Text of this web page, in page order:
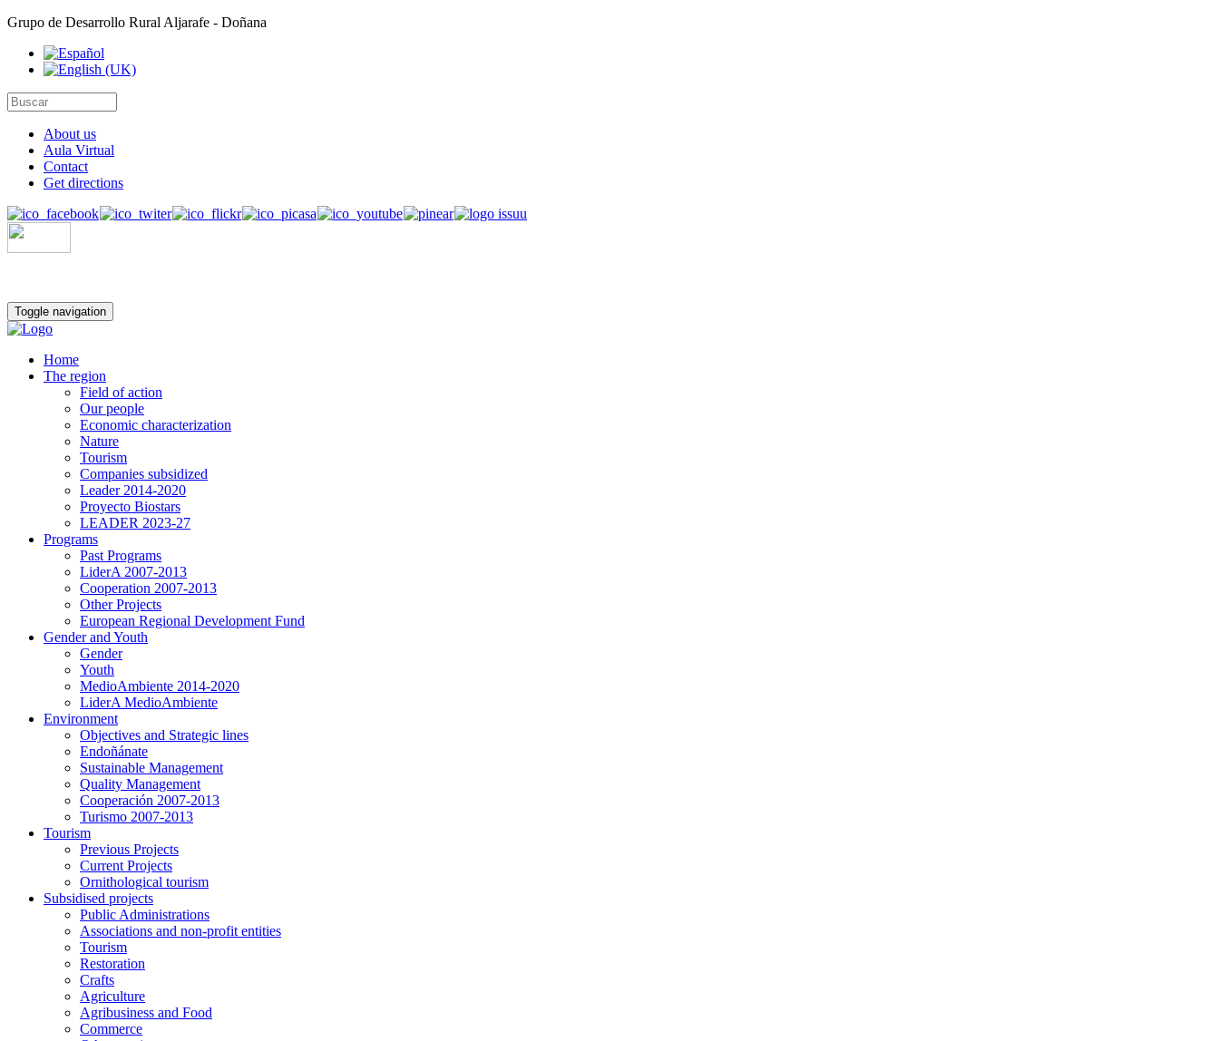
Grupo de Desarrollo Rural Aljarafe - Doñana
About us
Aula Virtual
Contact
Get directions
Toggle navigation
Home
The region
Field of action
Our people
Economic characterization
Nature
Tourism
Companies subsidized
Leader 2014-2020
Proyecto Biostars
LEADER 2023-27
Programs
Past Programs
LiderA 2007-2013
Cooperation 2007-2013
Other Projects
European Regional Development Fund
Gender and Youth
Gender
Youth
MedioAmbiente 2014-2020
LiderA MedioAmbiente
Environment
Objectives and Strategic lines
Endoñánate
Sustainable Management
Quality Management
Cooperación 2007-2013
Turismo 2007-2013
Tourism
Previous Projects
Current Projects
Ornithological tourism
Subsidised projects
Public Administrations
Associations and non-profit entities
Tourism
Restoration
Crafts
Agriculture
Agribusiness and Food
Commerce